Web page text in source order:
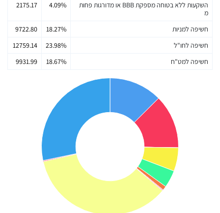
השקעות ללא בטוחה מספקת BBB או מדורגות פחות
מ
4.09%
2175.17
חשיפה למניות 18.27%
9722.80
חשיפה לחו"ל
23.98%
12759.14
חשיפה למט"ח
18.67%
9931.99